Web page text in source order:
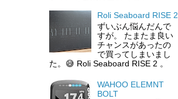
Roli Seaboard RISE 2
ずいぶん悩んだんで
すが。 たまたま良い
チャンスがあったの
で買ってしまいまし
た。😅 Roli Seaboard RISE 2 。
WAHOO ELEMNT
BOLT